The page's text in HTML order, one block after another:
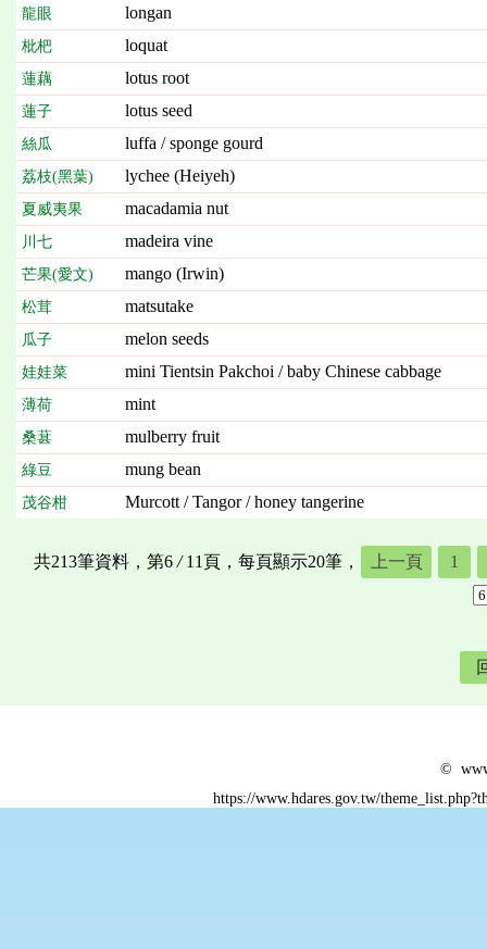
龍眼 longan
枇杷 loquat
蓮藕 lotus root
蓮子 lotus seed
絲瓜 luffa / sponge gourd
荔枝(黑葉) lychee (Heiyeh)
夏威夷果 macadamia nut
川七 madeira vine
芒果(愛文) mango (Irwin)
松茸 matsutake
瓜子 melon seeds
娃娃菜 mini Tientsin Pakchoi / baby Chinese cabbage
薄荷 mint
桑葚 mulberry fruit
綠豆 mung bean
茂谷柑 Murcott / Tangor / honey tangerine
共213筆資料，第6 /11頁，每頁顯示20筆， 上一頁 1
©
https://www.hdares.gov.tw/